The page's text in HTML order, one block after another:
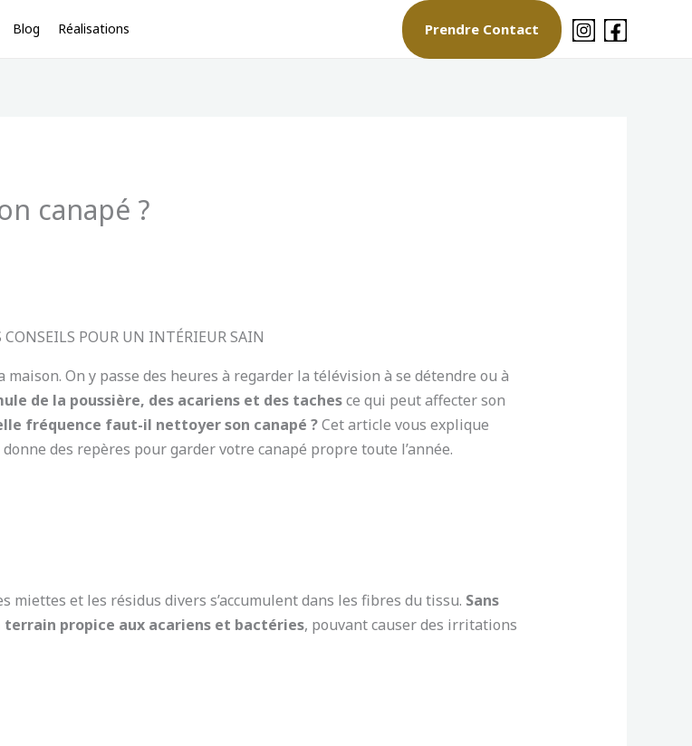
Blog Réalisations Prendre Contact
canapé ?
CONSEILS POUR UN INTÉRIEUR SAIN
On y passe des heures à regarder la télévision à se détendre ou à
de la poussière, des acariens et des tachesce qui peut affecter son
fréquence faut-il nettoyer son canapé ?Cet article vous explique
des repères pour garder votre canapé propre toute l’année.
miettes et les résidus divers s’accumulent dans les fibres du tissu. Sans
propice aux acariens et bactéries, pouvant causer des irritations